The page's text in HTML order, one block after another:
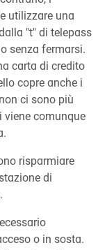
utilizzare una
"t" di telepass
senza fermarsi.
carta di credito
copre anche i
ci sono più
viene comunque
risparmiare
di
o in sosta.